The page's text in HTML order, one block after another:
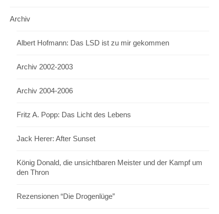
Archiv
Albert Hofmann: Das LSD ist zu mir gekommen
Archiv 2002-2003
Archiv 2004-2006
Fritz A. Popp: Das Licht des Lebens
Jack Herer: After Sunset
König Donald, die unsichtbaren Meister und der Kampf um
den Thron
Rezensionen “Die Drogenlüge”